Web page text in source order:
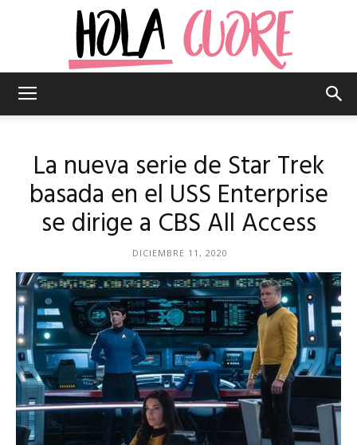
–
La
revista
La nueva serie de Star Trek
basada en el USS Enterprise
se dirige a CBS All Access
DICIEMBRE 11, 2020